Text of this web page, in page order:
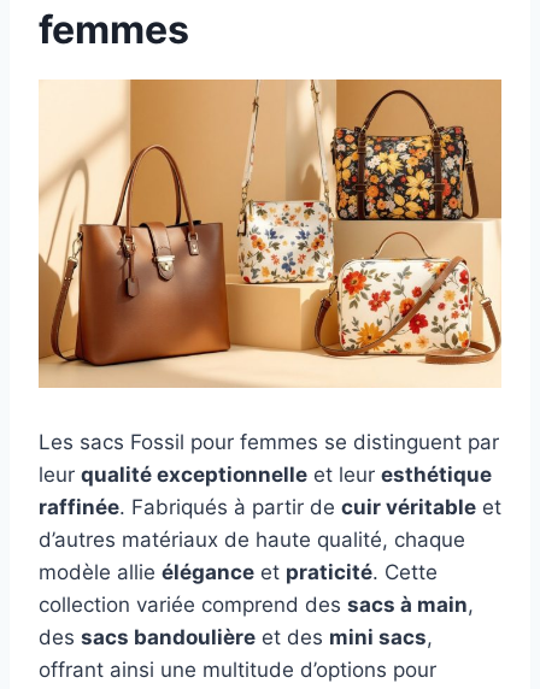
femmes
Les sacs Fossil pour femmes se distinguent par
leur qualité exceptionnelle et leur esthétique
raffinée. Fabriqués à partir de cuir véritable et
d’autres matériaux de haute qualité, chaque
modèle allie élégance et praticité. Cette
collection variée comprend des sacs à main,
des sacs bandoulière et des mini sacs,
offrant ainsi une multitude d’options pour